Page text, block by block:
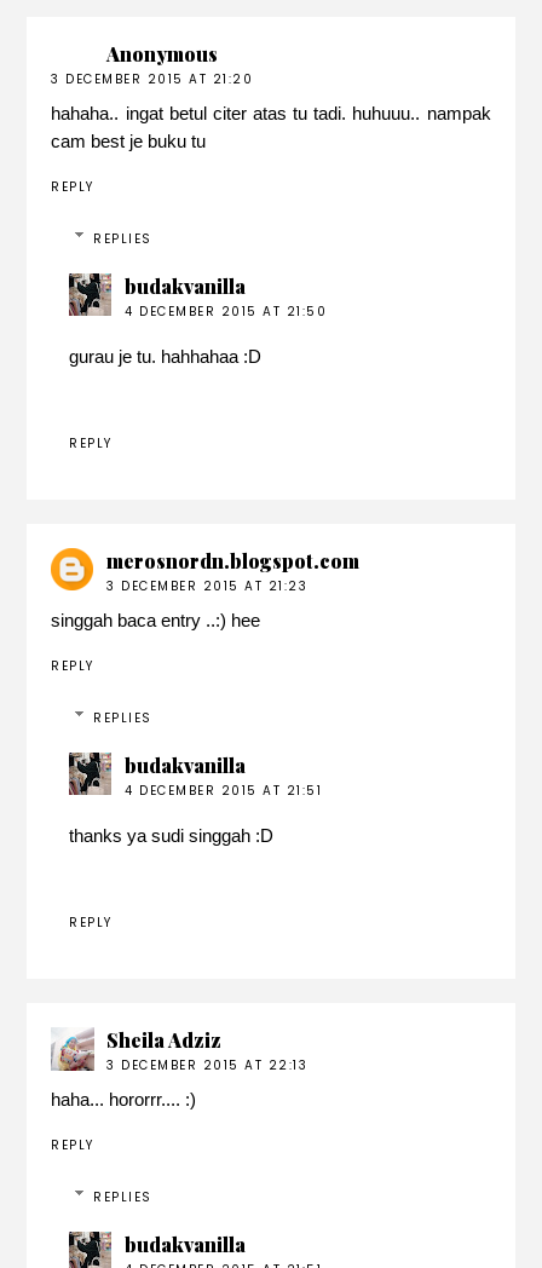
Anonymous
3 DECEMBER 2015 AT 21:20
hahaha.. ingat betul citer atas tu tadi. huhuuu.. nampak
cam best je buku tu
REPLY
REPLIES
budakvanilla
4 DECEMBER 2015 AT 21:50
gurau je tu. hahhahaa :D
REPLY
merosnordn.blogspot.com
3 DECEMBER 2015 AT 21:23
singgah baca entry ..:) hee
REPLY
REPLIES
budakvanilla
4 DECEMBER 2015 AT 21:51
thanks ya sudi singgah :D
REPLY
Sheila Adziz
3 DECEMBER 2015 AT 22:13
haha... hororrr.... :)
REPLY
REPLIES
budakvanilla